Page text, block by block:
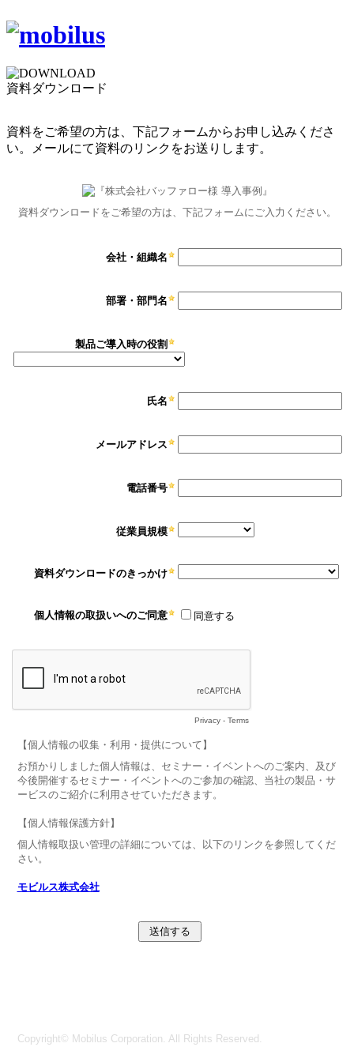
資料ダウンロード
資料をご希望の方は、下記フォームからお申し込みくださ
い。メールにて資料のリンクをお送りします。
資料ダウンロードをご希望の方は、下記フォームにご入力ください。
会社・組織名
部署・部門名
製品ご導入時の役割
氏名
メールアドレス
電話番号
従業員規模
資料ダウンロードのきっかけ
個人情報の取扱いへのご同意 同意する
Privacy- Terms
【個人情報の収集・利用・提供について】
お預かりしました個人情報は、セミナー・イベントへのご案内、及び
今後開催するセミナー・イベントへのご参加の確認、当社の製品・サ
ービスのご紹介に利用させていただきます。
【個人情報保護方針】
個人情報取扱い管理の詳細については、以下のリンクを参照してくだ
さい。
モビルス株式会社
Copyright© Mobilus Corporation. All Rights Reserved.